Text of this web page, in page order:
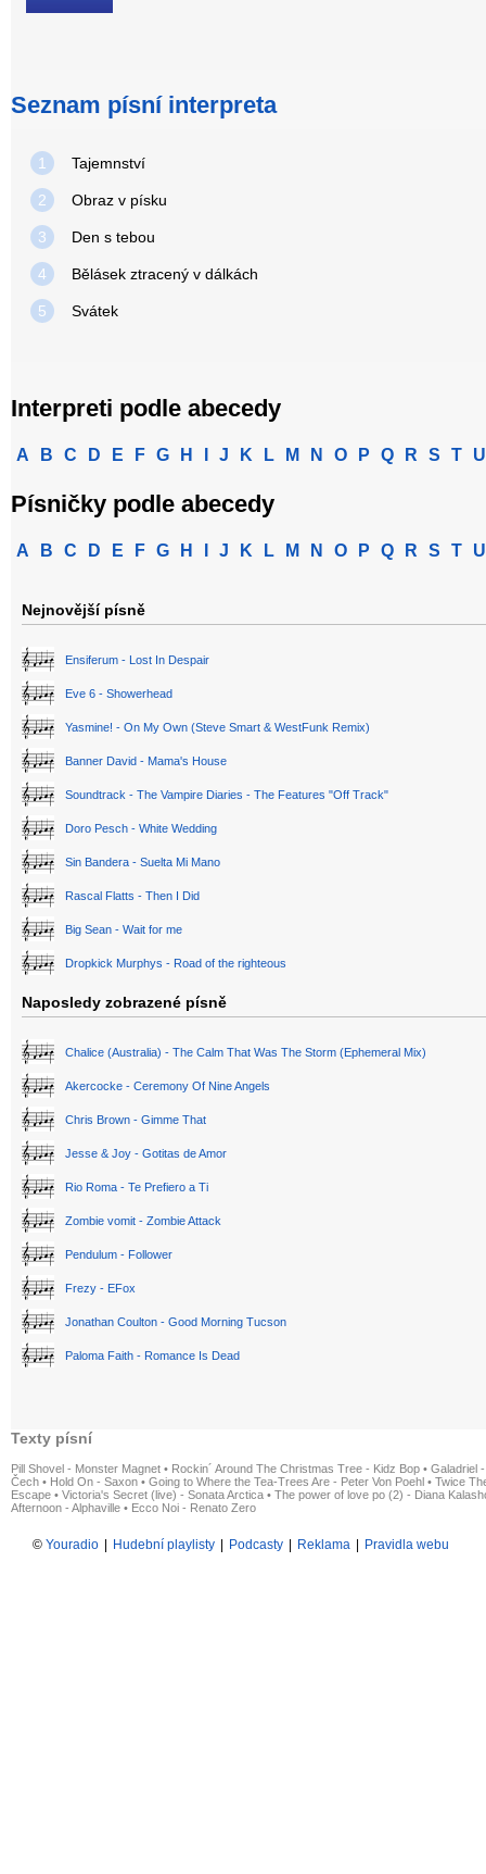
Seznam písní interpreta
1 Tajemnství
2 Obraz v písku
3 Den s tebou
4 Bělásek ztracený v dálkách
5 Svátek
Interpreti podle abecedy
A B C D E F G H J K L M N O P Q R S T U
Písničky podle abecedy
A B C D E F G H J K L M N O P Q R S T U
Nejnovější písně
Ensiferum - Lost In Despair
Eve 6 - Showerhead
Yasmine! - On My Own (Steve Smart & WestFunk Remix)
Banner David - Mama's House
Soundtrack - The Vampire Diaries - The Features "Off Track"
Doro Pesch - White Wedding
Sin Bandera - Suelta Mi Mano
Rascal Flatts - Then I Did
Big Sean - Wait for me
Dropkick Murphys - Road of the righteous
Naposledy zobrazené písně
Chalice (Australia) - The Calm That Was The Storm (Ephemeral Mix)
Akercocke - Ceremony Of Nine Angels
Chris Brown - Gimme That
Jesse & Joy - Gotitas de Amor
Rio Roma - Te Prefiero a Ti
Zombie vomit - Zombie Attack
Pendulum - Follower
Frezy - EFox
Jonathan Coulton - Good Morning Tucson
Paloma Faith - Romance Is Dead
Texty písní
Pill Shovel - Monster Magnet • Rockin´ Around The Christmas Tree - Kidz Bop • Galadriel
Čech • Hold On - Saxon • Going to Where the Tea-Trees Are - Peter Von Poehl • Twice
Escape • Victoria's Secret (live) - Sonata Arctica • The power of love po (2) - Diana
Afternoon - Alphaville • Ecco Noi - Renato Zero
© Youradio Hudební playlisty Podcasty Reklama Pravidla webu